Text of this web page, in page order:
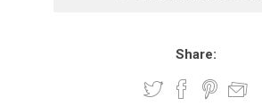
Share: